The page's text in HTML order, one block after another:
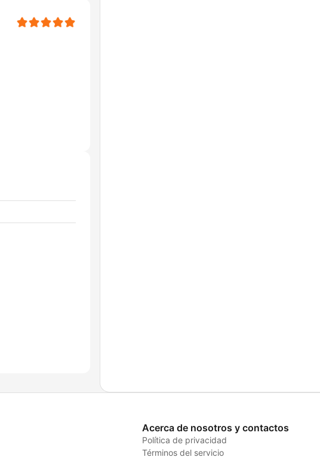
Acerca de nosotros y contactos
Política de privacidad
Términos del servicio